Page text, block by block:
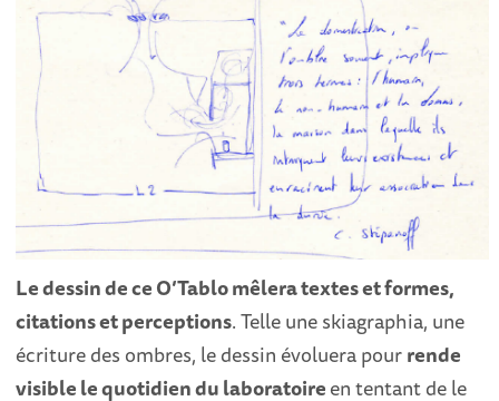
Le dessin de ce O’Tablo mêlera textes et formes,
citations et perceptions. Telle une skiagraphia, une
écriture des ombres, le dessin évoluera pourrende
visible le quotidien du laboratoireen tentant de le